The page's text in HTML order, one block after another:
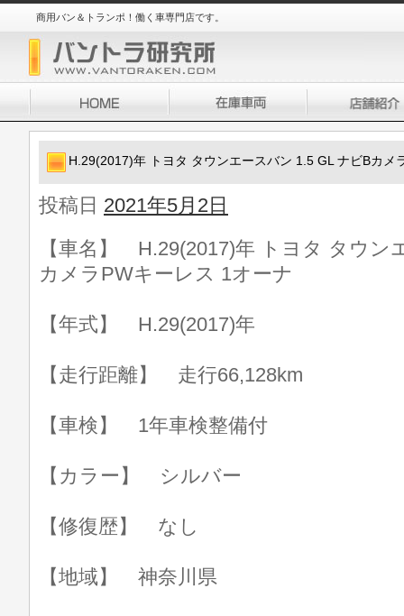
商用バン＆トランポ！働く車専門店です。
H.29(2017)年 トヨタ タウンエースバン 1.5 GL ナビBカメ
投稿日 2021年5月2日
【車名】 H.29(2017)年 トヨタ タウン
カメラPWキーレス 1オーナ
【年式】 H.29(2017)年
【走行距離】 走行66,128km
【車検】 1年車検整備付
【カラー】 シルバー
【修復歴】 なし
【地域】 神奈川県